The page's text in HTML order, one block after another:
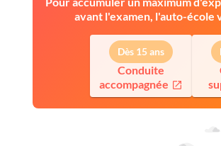
avant l'examen, l'auto-école
Dès 15 ans
Conduite
accompagnée